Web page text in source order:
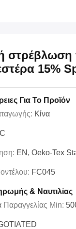
στρέβλωση
15%
Για Το Προϊόν
Κίνα
EN, Oeko-Tex
FC045
& Ναυτιλίας
Παραγγελίας Min: